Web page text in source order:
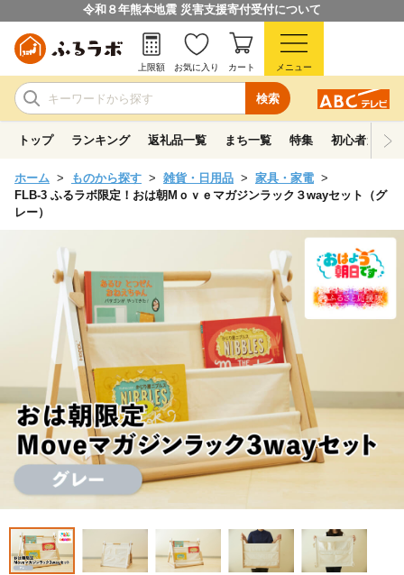
令和８年熊本地震 災害支援寄付受付について
検索
上限額 お気に入り カート メニュー
トップ ランキング 返礼品一覧 まち一覧 特集 初心者ガイド
ホーム ものから探す 雑貨・日用品
家具・家電
FLB-3 ふるラボ限定！おは朝Mｏｖｅマガジンラック３wayセット（グ
レー）